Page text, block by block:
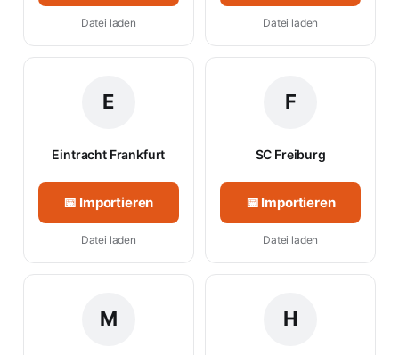
Datei laden Datei laden
E
Eintracht Frankfurt
📅 Importieren
Datei laden
F
SC Freiburg
📅 Importieren
Datei laden
M H